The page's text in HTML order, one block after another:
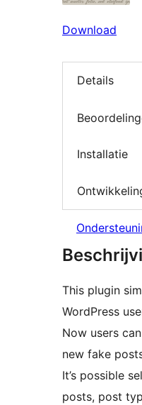
Download
Details
Installatie
This plugin
WordPress
Now users
new fake
It’s possible
posts, post